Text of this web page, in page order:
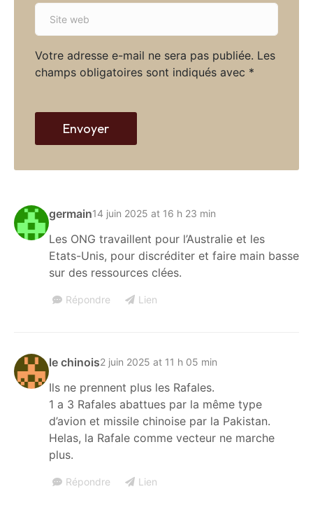
germain14 juin 2025 at 16 h 23 min
Les ONG travaillent pour l’Australie et les
Etats-Unis, pour discréditer et faire main basse
sur des ressources clées.
Répondre Lien
le chinois2 juin 2025 at 11 h 05 min
Ils ne prennent plus les Rafales.
1 a 3 Rafales abattues par la même type
d’avion et missile chinoise par la Pakistan.
Helas, la Rafale comme vecteur ne marche
plus.
Répondre Lien
Votre adresse e-mail ne sera pas publiée. Les
champs obligatoires sont indiqués avec *
l
*
S
e
w
b
Envoyer
Les livres
Charles